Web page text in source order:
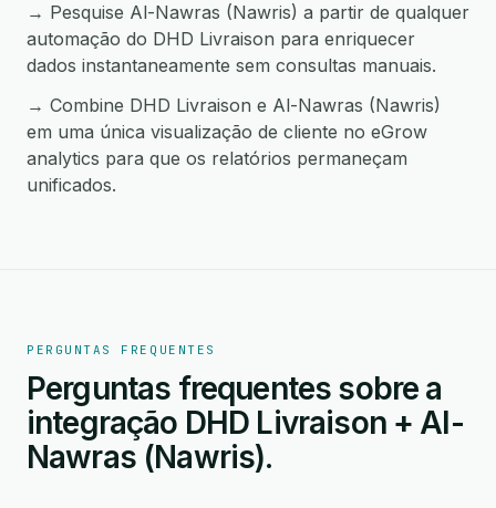
→ Pesquise Al-Nawras (Nawris) a partir de qualquer
automação do DHD Livraison para enriquecer
dados instantaneamente sem consultas manuais.
→ Combine DHD Livraison e Al-Nawras (Nawris)
em uma única visualização de cliente no eGrow
analytics para que os relatórios permaneçam
unificados.
PERGUNTAS FREQUENTES
Perguntas frequentes sobre a
integração DHD Livraison + Al-
Nawras (Nawris).